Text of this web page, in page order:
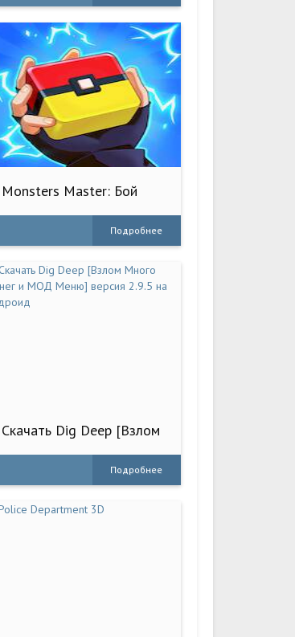
Monsters Master: Бой
Подробнее
Скачать Dig Deep [Взлом
Много денег и МОД
Меню] версия 2.9.5 на
Подробнее